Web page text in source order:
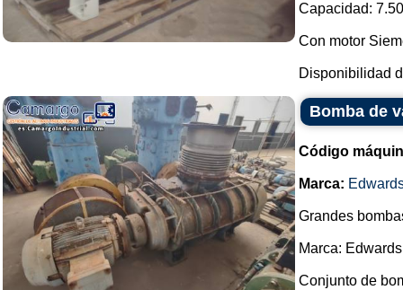
Capacidad:
Con motor
Disponibilidad
Bomba de
Código
Marca:
Grandes
Marca:
Conjunto de